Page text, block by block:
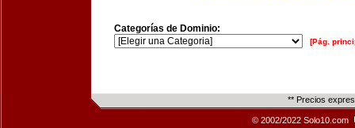
Categorías de Dominio:
[Pág.
** Precios
© 2002/2022 Solo10.com